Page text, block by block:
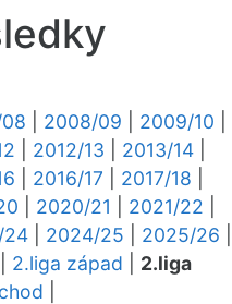
2008/09 2009/10
2012/13 2013/14
2016/17 2017/18
2020/21 2021/22
24 2024/25 2025/26
2.liga západ
2.liga